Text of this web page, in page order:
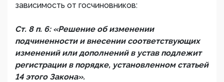
зависимость от госчиновников:
Ст. 8 п. 6: «Решение об изменении
подчиненности и внесении соответствующих
изменений или дополнений в устав подлежит
регистрации в порядке, установленном статьей
14 этого Закона».